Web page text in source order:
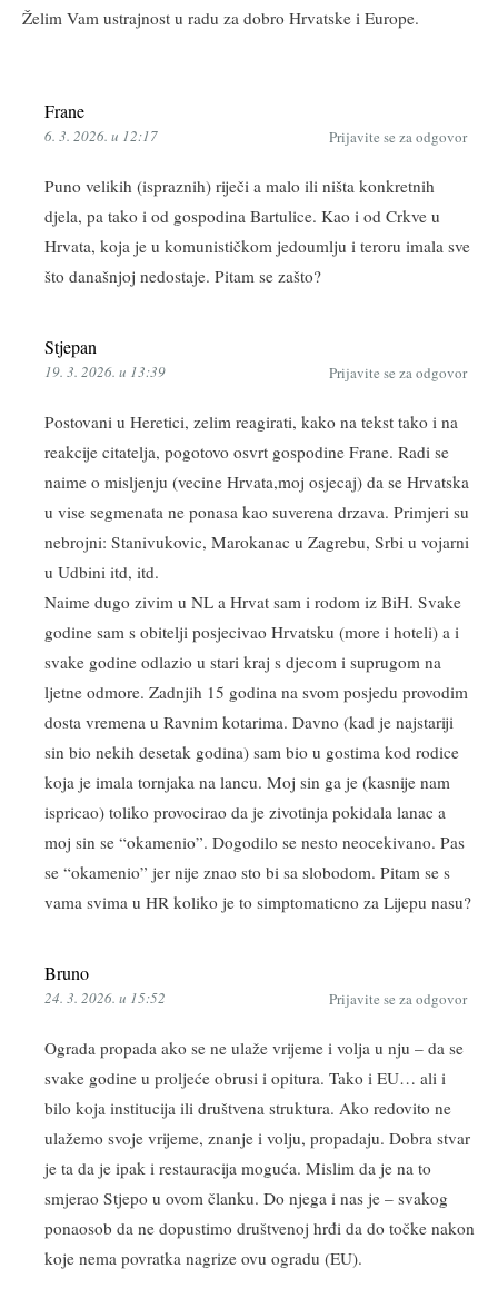
Želim Vam ustrajnost u radu za dobro Hrvatske i Europe.
Frane
6. 3. 2026. u 12:17
Puno velikih (ispraznih) riječi a malo ili ništa konkretnih
djela, pa tako i od gospodina Bartulice. Kao i od Crkve u
Hrvata, koja je u komunističkom jedoumlju i teroru imala sve
što današnjoj nedostaje. Pitam se zašto?
Prijavite se za odgovor
Stjepan
19. 3. 2026. u 13:39
Postovani u Heretici, zelim reagirati, kako na tekst tako i na
reakcije citatelja, pogotovo osvrt gospodine Frane. Radi se
naime o misljenju (vecine Hrvata,moj osjecaj) da se Hrvatska
u vise segmenata ne ponasa kao suverena drzava. Primjeri su
nebrojni: Stanivukovic, Marokanac u Zagrebu, Srbi u vojarni
u Udbini itd, itd.
Naime dugo zivim u NL a Hrvat sam i rodom iz BiH. Svake
godine sam s obitelji posjecivao Hrvatsku (more i hoteli) a i
svake godine odlazio u stari kraj s djecom i suprugom na
ljetne odmore. Zadnjih 15 godina na svom posjedu provodim
dosta vremena u Ravnim kotarima. Davno (kad je najstariji
sin bio nekih desetak godina) sam bio u gostima kod rodice
koja je imala tornjaka na lancu. Moj sin ga je (kasnije nam
ispricao) toliko provocirao da je zivotinja pokidala lanac a
moj sin se “okamenio”. Dogodilo se nesto neocekivano. Pas
se “okamenio” jer nije znao sto bi sa slobodom. Pitam se s
vama svima u HR koliko je to simptomaticno za Lijepu nasu?
Prijavite se za odgovor
Bruno
24. 3. 2026. u 15:52
Ograda propada ako se ne ulaže vrijeme i volja u nju – da se
svake godine u proljeće obrusi i opitura. Tako i EU… ali i
bilo koja institucija ili društvena struktura. Ako redovito ne
ulažemo svoje vrijeme, znanje i volju, propadaju. Dobra stvar
je ta da je ipak i restauracija moguća. Mislim da je na to
smjerao Stjepo u ovom članku. Do njega i nas je – svakog
ponaosob da ne dopustimo društvenoj hrđi da do točke nakon
koje nema povratka nagrize ovu ogradu (EU).
Prijavite se za odgovor